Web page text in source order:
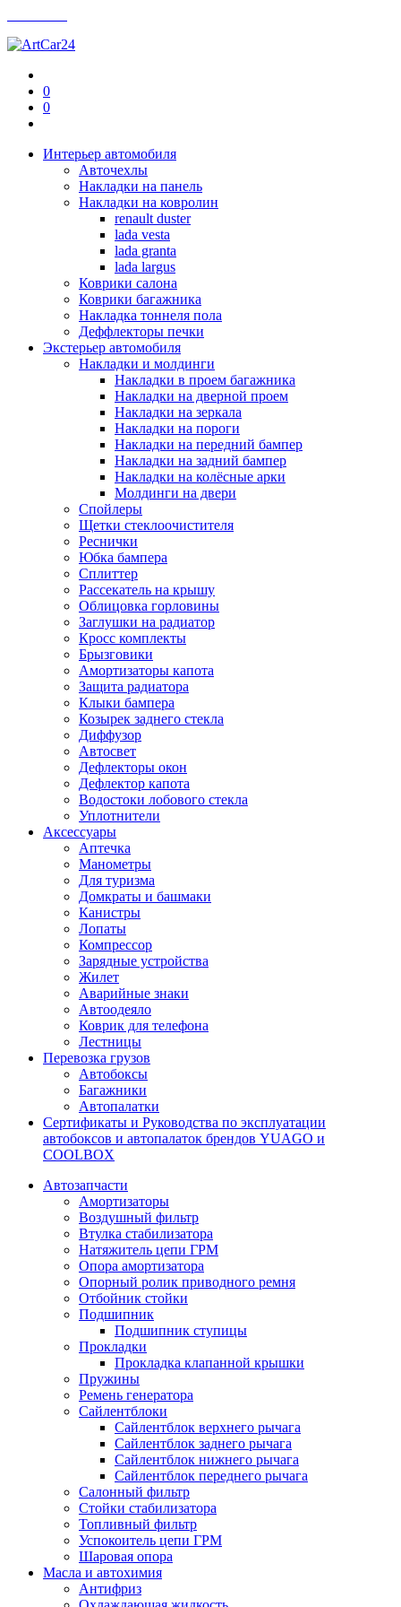
0
0
Интерьер автомобиля
Авточехлы
Накладки на панель
Накладки на ковролин
renault duster
lada vesta
lada granta
lada largus
Коврики салона
Коврики багажника
Накладка тоннеля пола
Деффлекторы печки
Экстерьер автомобиля
Накладки и молдинги
Накладки в проем багажника
Накладки на дверной проем
Накладки на зеркала
Накладки на пороги
Накладки на передний бампер
Накладки на задний бампер
Накладки на колёсные арки
Молдинги на двери
Спойлеры
Щетки стеклоочистителя
Реснички
Юбка бампера
Сплиттер
Рассекатель на крышу
Облицовка горловины
Заглушки на радиатор
Кросс комплекты
Брызговики
Амортизаторы капота
Защита радиатора
Клыки бампера
Козырек заднего стекла
Диффузор
Автосвет
Дефлекторы окон
Дефлектор капота
Водостоки лобового стекла
Уплотнители
Аксессуары
Аптечка
Манометры
Для туризма
Домкраты и башмаки
Канистры
Лопаты
Компрессор
Зарядные устройства
Жилет
Аварийные знаки
Автоодеяло
Коврик для телефона
Лестницы
Перевозка грузов
Автобоксы
Багажники
Автопалатки
Сертификаты и Руководства по эксплуатации
автобоксов и автопалаток брендов YUAGO и
COOLBOX
Автозапчасти
Амортизаторы
Воздушный фильтр
Втулка стабилизатора
Натяжитель цепи ГРМ
Опора амортизатора
Опорный ролик приводного ремня
Отбойник стойки
Подшипник
Подшипник ступицы
Прокладки
Прокладка клапанной крышки
Пружины
Ремень генератора
Сайлентблоки
Сайлентблок верхнего рычага
Сайлентблок заднего рычага
Сайлентблок нижнего рычага
Сайлентблок переднего рычага
Салонный фильтр
Стойки стабилизатора
Топливный фильтр
Успокоитель цепи ГРМ
Шаровая опора
Масла и автохимия
Антифриз